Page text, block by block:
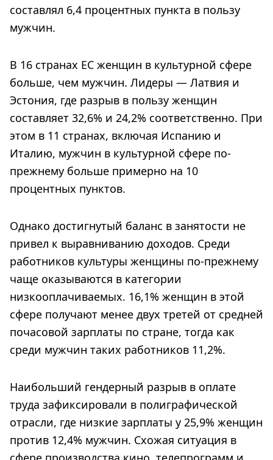
составлял 6,4 процентных пункта в пользу
мужчин.
В 16 странах ЕС женщин в культурной сфере
больше, чем мужчин. Лидеры — Латвия и
Эстония, где разрыв в пользу женщин
составляет 32,6% и 24,2% соответственно. При
этом в 11 странах, включая Испанию и
Италию, мужчин в культурной сфере по-
прежнему больше примерно на 10
процентных пунктов.
Однако достигнутый баланс в занятости не
привел к выравниванию доходов. Среди
работников культуры женщины по-прежнему
чаще оказываются в категории
низкооплачиваемых. 16,1% женщин в этой
сфере получают менее двух третей от средней
почасовой зарплаты по стране, тогда как
среди мужчин таких работников 11,2%.
Наибольший гендерный разрыв в оплате
труда зафиксировали в полиграфической
отрасли, где низкие зарплаты у 25,9% женщин
против 12,4% мужчин. Схожая ситуация в